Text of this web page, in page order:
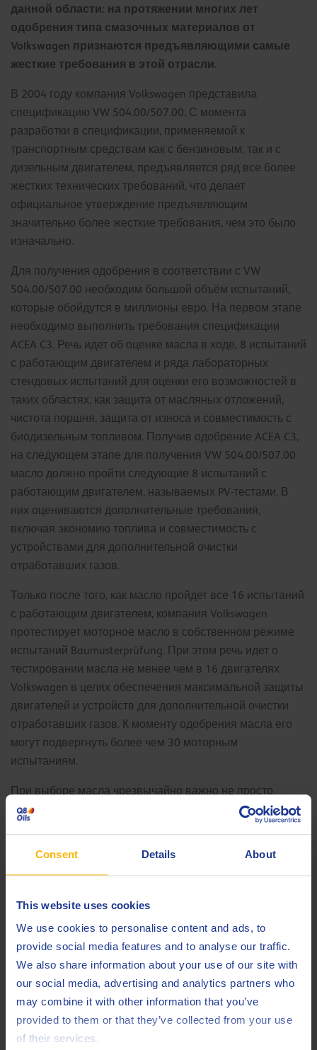
Consent Details About
This website uses cookies
We use cookies to personalise content and ads, to
provide social media features and to analyse our traffic.
We also share information about your use of our site with
our social media, advertising and analytics partners who
may combine it with other information that you’ve
provided to them or that they’ve collected from your use
of their services.
данной области: на протяжении многих лет
одобрения типа смазочных материалов от
Volkswagen признаются предъявляющими самые
жесткие требования в этой отрасли.
В 2004 году компания Volkswagen представила
спецификацию VW 504.00/507.00. С момента
разработки в спецификации, применяемой к
транспортным средствам как с бензиновым, так и с
дизельным двигателем, предъявляется ряд все более
жестких технических требований, что делает
официальное утверждение предъявляющим
значительно более жесткие требования, чем это было
изначально.
Для получения одобрения в соответствии с VW
504.00/507.00 необходим большой объём испытаний,
которые обойдутся в миллионы евро. На первом этапе
необходимо выполнить требования спецификации
ACEA C3. Речь идет об оценке масла в ходе, 8 испытаний
с работающим двигателем и ряда лабораторных
стендовых испытаний для оценки его возможностей в
таких областях, как защита от масляных отложений,
чистота поршня, защита от износа и совместимость с
биодизельным топливом. Получив одобрение ACEA C3,
на следующем этапе для получения VW 504.00/507.00
масло должно пройти следующие 8 испытаний с
работающим двигателем, называемых PV-тестами. В
них оцениваются дополнительные требования,
включая экономию топлива и совместимость с
устройствами для дополнительной очистки
отработавших газов.
Только после того, как масло пройдет все 16 испытаний
с работающим двигателем, компания Volkswagen
протестирует моторное масло в собственном режиме
испытаний Baumusterprüfung. При этом речь идет о
тестировании масла не менее чем в 16 двигателях
Volkswagen в целях обеспечения максимальной защиты
двигателей и устройств для дополнительной очистки
отработавших газов. К моменту одобрения масла его
могут подвергнуть более чем 30 моторным
испытаниям.
При выборе масла чрезвычайно важно не просто
выбрать масло с пометкой «пригодное к
использованию». Убедитесь, что вы выбрали масло,
Q8Oils представляет: Моторное масло Q8
Формула Престиж V 5W-30
Оптимальная экономия топлива (до 2,28%)
Полная совместимость с устройствами доочистки